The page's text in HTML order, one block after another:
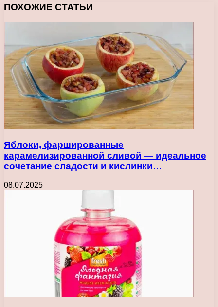
ПОХОЖИЕ СТАТЬИ
Яблоки, фаршированные
карамелизированной сливой — идеальное
сочетание сладости и кислинки…
08.07.2025